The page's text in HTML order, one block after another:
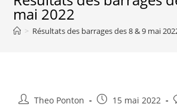
mai 2022
> Résultats des barrages des 8 & 9 mai
Auteur/autrice
Theo Ponton
Post 15 mai 2022